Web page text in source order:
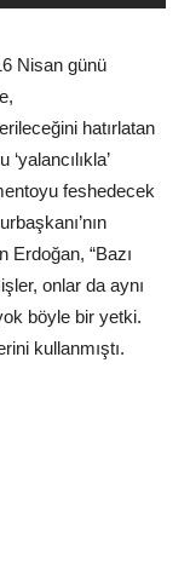
Nisan günü
hatırlatan
feshedecek
Erdoğan, “Bazı
onlar da aynı
böyle bir yetki.
kullanmıştı.